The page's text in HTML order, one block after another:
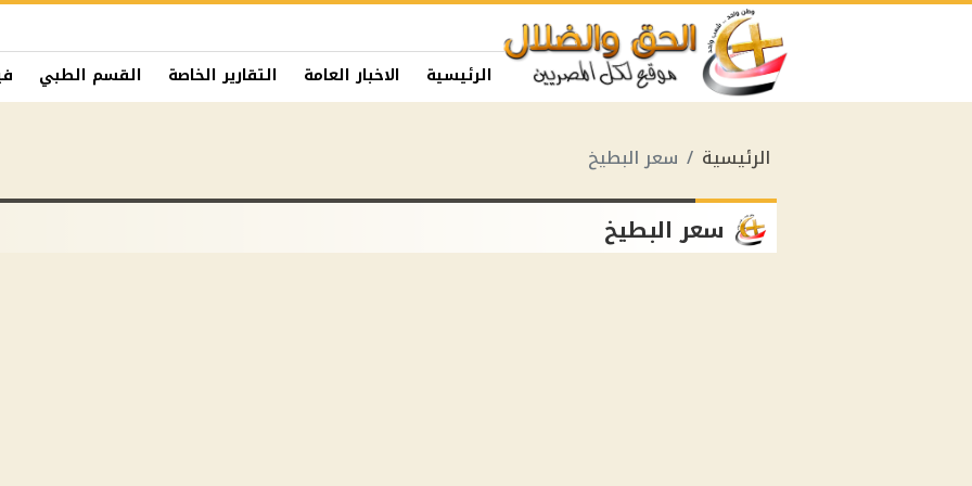
الرئيسية الاخبار العامة التقارير الخاصة القسم الطبي
الرئيسية سعر البطيخ
سعر البطيخ